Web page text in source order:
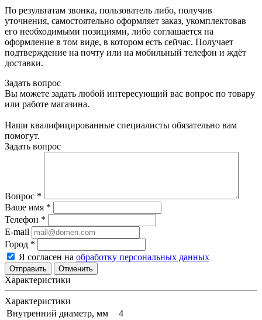
По результатам звонка, пользователь либо, получив
уточнения, самостоятельно оформляет заказ, укомплектовав
его необходимыми позициями, либо соглашается на
оформление в том виде, в котором есть сейчас. Получает
подтверждение на почту или на мобильный телефон и ждёт
доставки.
Задать вопрос
Вы можете задать любой интересующий вас вопрос по товару
или работе магазина.
Наши квалифицированные специалисты обязательно вам
помогут.
Задать вопрос
Вопрос *
Ваше имя *
Телефон *
E-mail
Город *
Я согласен на обработку персональных данных
Отменить
Характеристики
Характеристики
Внутренний диаметр, мм
4